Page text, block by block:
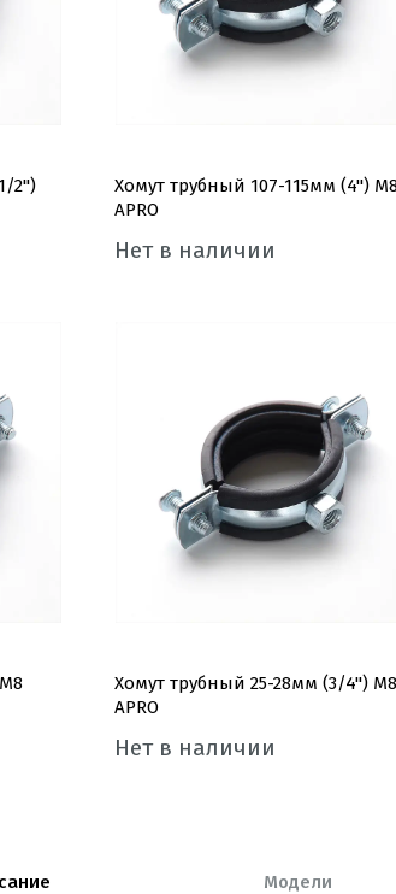
2'')
Хомут трубный 107-115мм (4'')
APRO
Нет в наличии
Хомут трубный 25-28мм (3/4'') М8
APRO
Нет в наличии
Модели